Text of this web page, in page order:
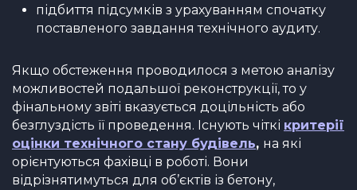
підбиття підсумків з урахуванням спочатку
поставленого завдання технічного аудиту.
Якщо обстеження проводилося з метою аналізу
можливостей подальшої реконструкції, то у
фінальному звіті вказується доцільність або
безглуздість її проведення. Існують чіткі критерії
оцінки технічного стану будівель, на які
орієнтуються фахівці в роботі. Вони
відрізнятимуться для об’єктів із бетону,